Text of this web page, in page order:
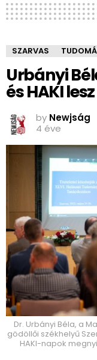
SZARVAS
Urbányi
és HAKI lesz
by Newjság
4 éve
Dr. Urbányi Béla, a
gödöllői székhelyű
HAKI-napok